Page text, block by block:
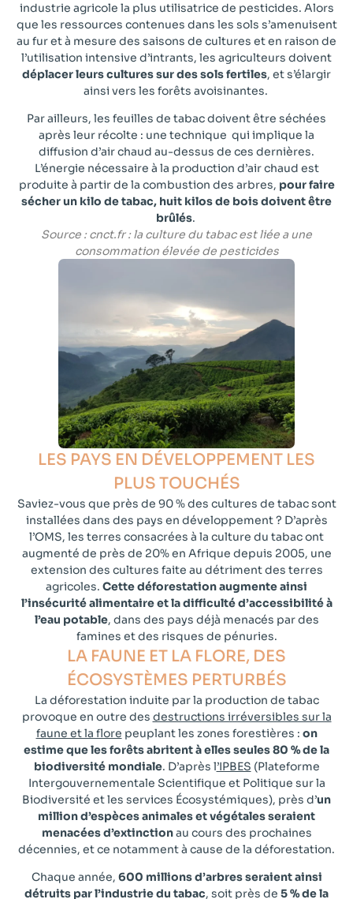
industrie agricole la plus utilisatrice de pesticides. Alors
que les ressources contenues dans les sols s’amenuisent
au fur et à mesure des saisons de cultures et en raison de
l’utilisation intensive d’intrants, les agriculteurs doivent
déplacer leurs cultures sur des sols fertiles, et s’élargir
ainsi vers les forêts avoisinantes.
Par ailleurs, les feuilles de tabac doivent être séchées
après leur récolte : une technique qui implique la
diffusion d’air chaud au-dessus de ces dernières.
L’énergie nécessaire à la production d’air chaud est
produite à partir de la combustion des arbres, pour faire
sécher un kilo de tabac, huit kilos de bois doivent être
brûlés.
Source : cnct.fr : la culture du tabac est liée a une
consommation élevée de pesticides
LES PAYS EN DÉVELOPPEMENT LES
PLUS TOUCHÉS​
Saviez-vous que près de 90 % des cultures de tabac sont
installées dans des pays en développement ? D’après
l’OMS, les terres consacrées à la culture du tabac ont
augmenté de près de 20% en Afrique depuis 2005, une
extension des cultures faite au détriment des terres
agricoles. Cette déforestation augmente ainsi
l’insécurité alimentaire et la difficulté d’accessibilité à
l’eau potable, dans des pays déjà menacés par des
famines et des risques de pénuries.
LA FAUNE ET LA FLORE, DES
ÉCOSYSTÈMES PERTURBÉS
La déforestation induite par la production de tabac
provoque en outre des destructions irréversibles sur la
faune et la flore peuplant les zones forestières : on
estime que les forêts abritent à elles seules 80 % de la
biodiversité mondiale. D’après l’IPBES (Plateforme
Intergouvernementale Scientifique et Politique sur la
Biodiversité et les services Écosystémiques), près d’un
million d’espèces animales et végétales seraient
menacées d’extinctionau cours des prochaines
décennies, et ce notamment à cause de la déforestation.
Chaque année, 600 millions d’arbres seraient ainsi
détruits par l’industrie du tabac, soit près de 5 % de la